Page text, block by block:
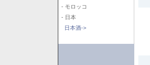
- モロッコ
- 日本
日本酒->